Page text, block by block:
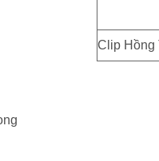
Clip Hồng